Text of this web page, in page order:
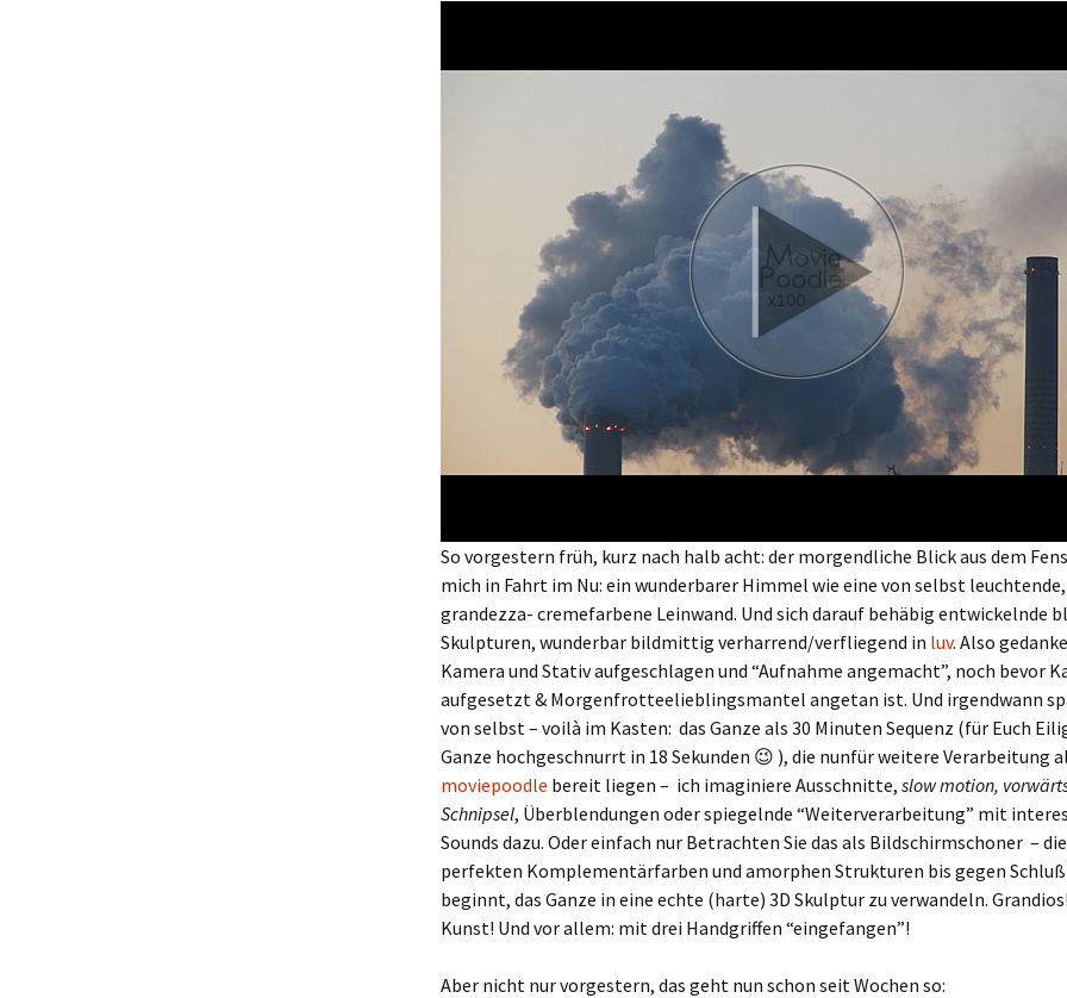
So vorgestern früh, kurz nach halb acht: der morgendliche Blick aus dem
mich in Fahrt im Nu: ein wunderbarer Himmel wie eine von selbst leuchtende,
grandezza- cremefarbene Leinwand. Und sich darauf behäbig entwickelnde
Skulpturen, wunderbar bildmittig verharrend/verfliegend in luv. Also
Kamera und Stativ aufgeschlagen und “Aufnahme angemacht”, noch bevor
aufgesetzt & Morgenfrotteelieblingsmantel angetan ist. Und irgendwann
von selbst – voilà im Kasten: das Ganze als 30 Minuten Sequenz (für Euch
Ganze hochgeschnurrt in 18 Sekunden 😉 ), die nunfür weitere Verarbeitung
moviepoodle bereit liegen – ich imaginiere Ausschnitte, slow motion,
Schnipsel, Überblendungen oder spiegelnde “Weiterverarbeitung” mit
Sounds dazu. Oder einfach nur Betrachten Sie das als Bildschirmschoner –
perfekten Komplementärfarben und amorphen Strukturen bis gegen Schluß
beginnt, das Ganze in eine echte (harte) 3D Skulptur zu verwandeln.
Kunst! Und vor allem: mit drei Handgriffen “eingefangen”!
Aber nicht nur vorgestern, das geht nun schon seit Wochen so: